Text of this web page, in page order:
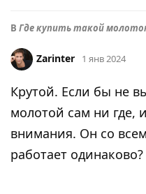
В Где купить такой
Zarinter 1 янв 2024
Крутой. Если бы не
молотой сам ни где,
внимания. Он со
работает